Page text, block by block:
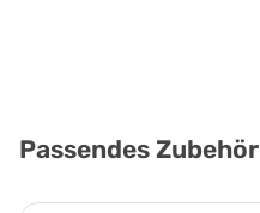
Passendes Zubehör